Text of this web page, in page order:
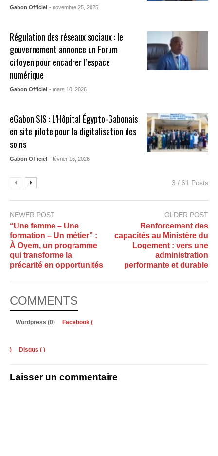
Gabon Officiel - novembre 25, 2025
Régulation des réseaux sociaux : le
gouvernement annonce un Forum
citoyen pour encadrer l’espace
numérique
Gabon Officiel - mars 10, 2026
eGabon SIS : L’Hôpital Égypto-Gabonais
en site pilote pour la digitalisation des
soins
Gabon Officiel - février 16, 2026
3 / 61 Posts
NEWER POST
“Une femme – Une
formation – Un métier” :
À Oyem, un programme
qui transforme la
précarité en opportunités
OLDER POST
Renforcement des
capacités au Ministère du
Logement : vers une
administration
performante et durable
COMMENTS
Wordpress (0) Facebook (
) Disqus ( )
Laisser un commentaire